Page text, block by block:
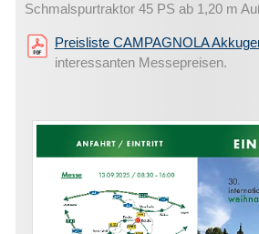
Schmalspurtraktor 45 PS ab 1,20 m
Preisliste CAMPAGNOLA
interessanten Messepreisen.